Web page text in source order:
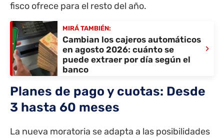
fisco ofrece para el resto del año.
MIRÁ TAMBIÉN:
Cambian los cajeros automáticos
en agosto 2026: cuánto se
puede extraer por día según el
banco
›
Planes de pago y cuotas: Desde
3 hasta 60 meses
La nueva moratoria se adapta a las posibilidades